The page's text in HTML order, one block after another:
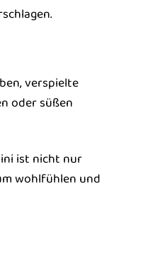
verspielte
oder süßen
ist nicht nur
wohlfühlen und